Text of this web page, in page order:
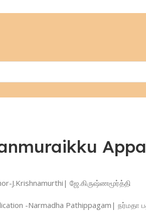
J.Krishnamurthi| ஜே.கிருஷ்ணமூர்த்தி
-Narmadha Pathippagam| நர்மதா